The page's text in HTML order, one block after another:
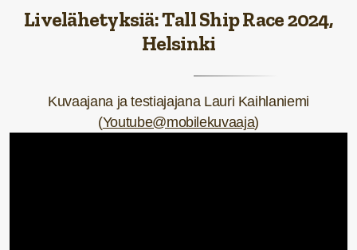
Livelähetyksiä: Tall Ship Race 2024,
Helsinki
Kuvaajana ja testiajajana Lauri Kaihlaniemi
(Youtube@mobilekuvaaja)